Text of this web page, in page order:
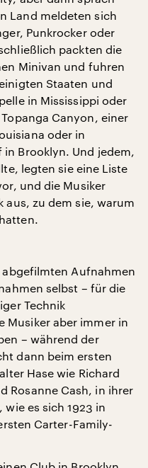
Land meldeten sich
Punkrocker oder
packten die
Minivan und fuhren
Staaten und
in Mississippi oder
Canyon, einer
oder in
Brooklyn. Und jedem,
legten sie eine Liste
und die Musiker
aus, zu dem sie, warum
Aufnahmen
selbst – für die
Technik
Musiker aber immer in
– während der
dann beim ersten
Hase wie Richard
Rosanne Cash, in ihrer
es sich 1923 in
Carter-Family-